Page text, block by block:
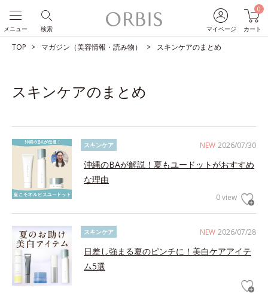
マイページ
0
カート
検索
メニュー
TOP マガジン（美容情報・読み物） スキンケアのまとめ
スキンケアのまとめ
NEW 2026/07/30
スキンケア
沖縄のBAが解説！夏もユードットがおすすめ
な理由
0 view
NEW 2026/07/28
スキンケア
日差し強まる夏のピンチに！美白ケアアイテ
ム5選